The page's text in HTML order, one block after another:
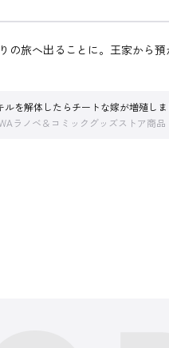
旅へ出ることに。王家から
ルを解体したらチートな嫁が増殖し
ラノベ＆コミックグッズストア商品